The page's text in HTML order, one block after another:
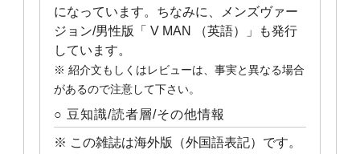
になっています。ちなみに、メンズヴァー
ジョン/男性版「 V MAN （英語）」も発行
しています。
※ 紹介文もしくはレビューは、事実と異なる場合
があるので注意して下さい。
○ 豆知識/読者層/その他情報
※ この雑誌は海外版（外国語表記）です。